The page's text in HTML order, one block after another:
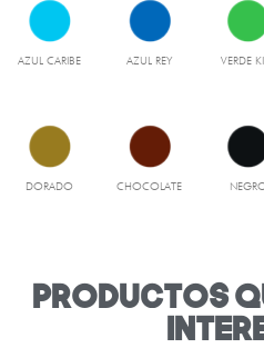
AZUL CARIBE AZUL REY VERDE
DORADO CHOCOLATE
productos